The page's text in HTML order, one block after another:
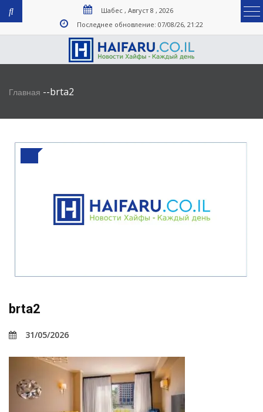
Шабес , Август 8 , 2026
Последнее обновление: 07/08/26, 21:22
Главная --brta2
brta2
31/05/2026